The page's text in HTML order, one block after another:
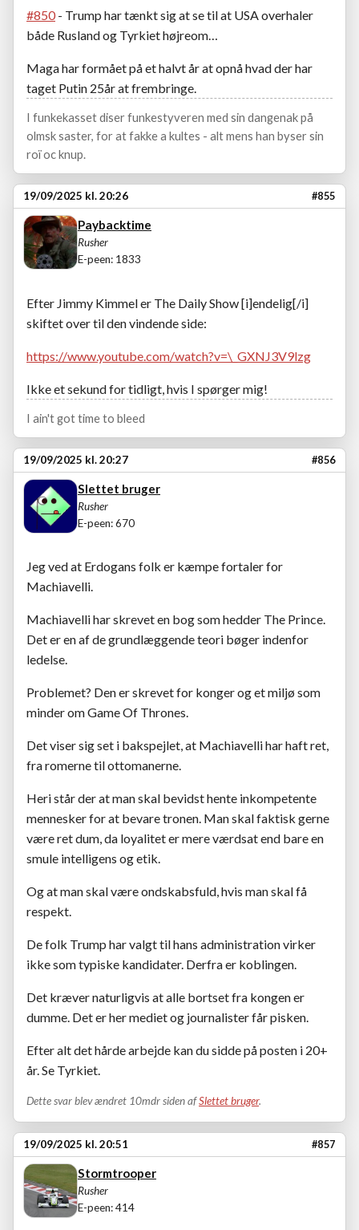
#850- Trump har tænkt sig at se til at USA overhaler
både Rusland og Tyrkiet højreom…
Maga har formået på et halvt år at opnå hvad der har
taget Putin 25år at frembringe.
I funkekasset diser funkestyveren med sin dangenak på
olmsk saster, for at fakke a kultes - alt mens han byser sin
roï oc knup.
19/09/2025 kl. 20:26 #855
Paybacktime
Rusher
E-peen: 1833
Efter Jimmy Kimmel er The Daily Show [i]endelig[/i]
skiftet over til den vindende side:
https://www.youtube.com/watch?v=\_GXNJ3V9lzg
Ikke et sekund for tidligt, hvis I spørger mig!
I ain't got time to bleed
19/09/2025 kl. 20:27 #856
Slettet bruger
Rusher
E-peen: 670
Jeg ved at Erdogans folk er kæmpe fortaler for
Machiavelli.
Machiavelli har skrevet en bog som hedder The Prince.
Det er en af de grundlæggende teori bøger indenfor
ledelse.
Problemet? Den er skrevet for konger og et miljø som
minder om Game Of Thrones.
Det viser sig set i bakspejlet, at Machiavelli har haft ret,
fra romerne til ottomanerne.
Heri står der at man skal bevidst hente inkompetente
mennesker for at bevare tronen. Man skal faktisk gerne
være ret dum, da loyalitet er mere værdsat end bare en
smule intelligens og etik.
Og at man skal være ondskabsfuld, hvis man skal få
respekt.
De folk Trump har valgt til hans administration virker
ikke som typiske kandidater. Derfra er koblingen.
Det kræver naturligvis at alle bortset fra kongen er
dumme. Det er her mediet og journalister får pisken.
Efter alt det hårde arbejde kan du sidde på posten i 20+
år. Se Tyrkiet.
Dette svar blev ændret 10mdr siden afSlettet bruger.
19/09/2025 kl. 20:51 #857
Stormtrooper
Rusher
E-peen: 414